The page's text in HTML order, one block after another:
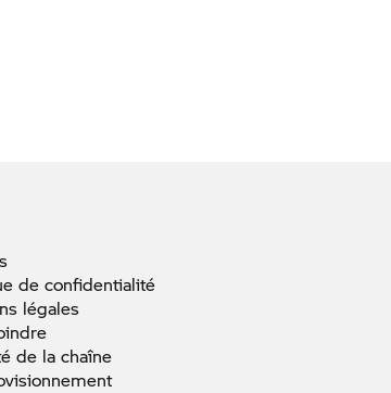
de confidentialité
légales
de la chaîne